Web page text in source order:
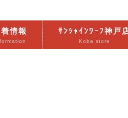
情報 ｻﾝｼｬｲﾝﾜｰﾌ神戸
Kobe store